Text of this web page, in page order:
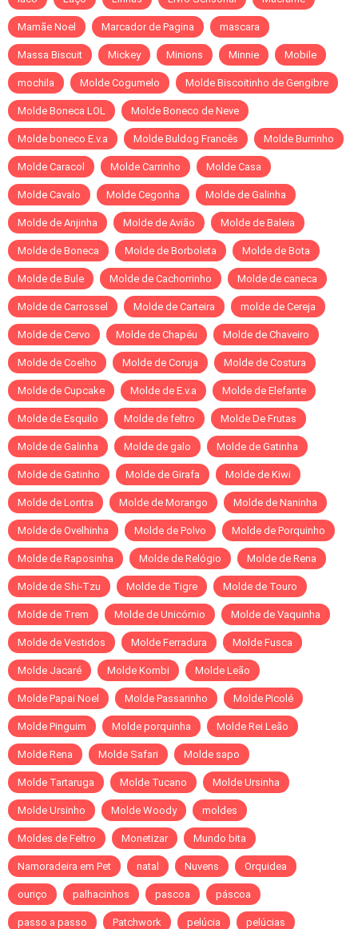
Mamãe Noel Marcador de Pagina mascara
Massa Biscuit Mickey Minions Minnie Mobile
mochila Molde Cogumelo Molde Biscoitinho de Gengibre
Molde Boneca LOL Molde Boneco de Neve
Molde boneco E.v.a Molde Buldog Francês Molde Burrinho
Molde Caracol Molde Carrinho Molde Casa
Molde Cavalo Molde Cegonha Molde de Galinha
Molde de Anjinha Molde de Avião Molde de Baleia
Molde de Boneca Molde de Borboleta Molde de Bota
Molde de Bule Molde de Cachorrinho Molde de caneca
Molde de Carrossel Molde de Carteira molde de Cereja
Molde de Cervo Molde de Chapéu Molde de Chaveiro
Molde de Coelho Molde de Coruja Molde de Costura
Molde de Cupcake Molde de E.v.a Molde de Elefante
Molde de Esquilo Molde de feltro Molde De Frutas
Molde de Galinha Molde de galo Molde de Gatinha
Molde de Gatinho Molde de Girafa Molde de Kiwi
Molde de Lontra Molde de Morango Molde de Naninha
Molde de Ovelhinha Molde de Polvo Molde de Porquinho
Molde de Raposinha Molde de Relógio Molde de Rena
Molde de Shi-Tzu Molde de Tigre Molde de Touro
Molde de Trem Molde de Unicórnio Molde de Vaquinha
Molde de Vestidos Molde Ferradura Molde Fusca
Molde Jacaré Molde Kombi Molde Leão
Molde Papai Noel Molde Passarinho Molde Picolé
Molde Pinguim Molde porquinha Molde Rei Leão
Molde Rena Molde Safari Molde sapo
Molde Tartaruga Molde Tucano Molde Ursinha
Molde Ursinho Molde Woody moldes
Moldes de Feltro Monetizar Mundo bita
Namoradeira em Pet natal Nuvens Orquidea
ouriço palhacinhos pascoa páscoa
passo a passo Patchwork pelúcia pelúcias